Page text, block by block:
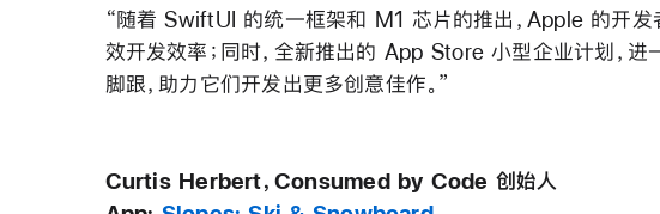
“随着 SwiftUI 的统一框架和 M1 芯片的推出，Apple 的开发
效开发效率；同时，全新推出的 App Store 小型企业计划，
脚跟，助力它们开发出更多创意佳作。”
Curtis Herbert，Consumed by Code 创始人